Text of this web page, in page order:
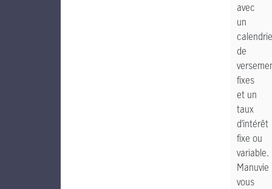
avec
un
de
fixes
et un
taux
d’intérêt
fixe ou
variable.
Manuvie
vous